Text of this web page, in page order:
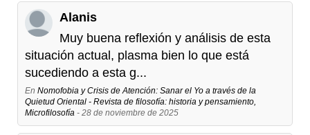
Alanis
Muy buena reflexión y análisis de esta
situación actual, plasma bien lo que está
sucediendo a esta g...
En Nomofobia y Crisis de Atención: Sanar el Yo a través de la
Quietud Oriental - Revista de filosofía: historia y pensamiento,
Microfilosofía - 28 de noviembre de 2025